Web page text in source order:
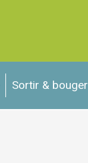
Sortir & bouger